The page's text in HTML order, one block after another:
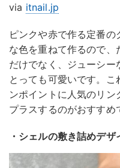
via itnail.jp
ピンクや赤で作る定番
な色を重ねて作るので、
だけでなく、ジューシ
とっても可愛いです。
ンポイントに人気のリ
プラスするのがおすすめ
・シェルの敷き詰めデ